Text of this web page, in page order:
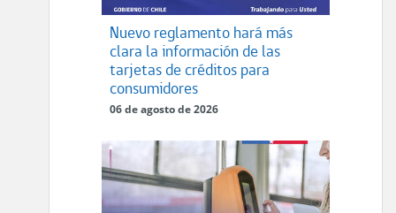
Nuevo reglamento hará más
clara la información de las
tarjetas de créditos para
consumidores
06 de agosto de 2026